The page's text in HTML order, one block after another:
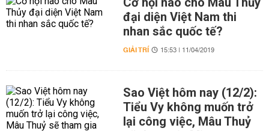
đại diện Việt Nam thi
nhan sắc quốc tế?
GIẢI TRÍ 15:53 | 11/04/2019
Sao Việt hôm nay (12/2):
Tiểu Vy không muốn trở
lại công việc, Mâu Thuỷ